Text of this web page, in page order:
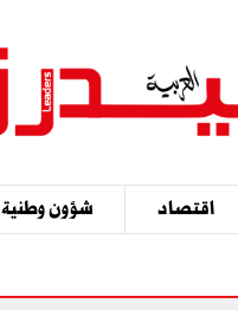
اقتصاد شؤون وطنية